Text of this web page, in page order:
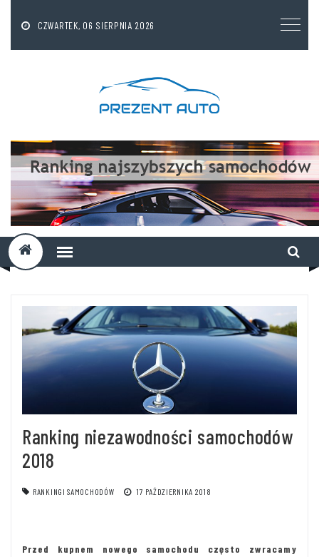
CZWARTEK, 06 SIERPNIA 2026
A
D
I
T
L
E
Ranking niezawodności samochodów
2018
RANKINGI SAMOCHODÓW 17 PAŹDZIERNIKA 2018
Przed kupnem nowego samochodu często zwracamy